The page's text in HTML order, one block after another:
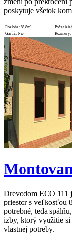
poskytuje všetok
Rozloha: 88,8m² Počet
Garáž: Nie Rozmery:
Drevodom ECO 111
priestor s veľkosťou
potrebné, teda
izby, ktorý využitie
vlastnej potreby.